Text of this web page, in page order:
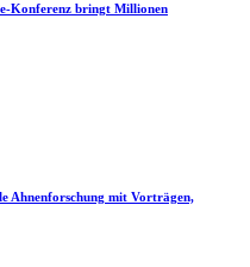
Konferenz bringt Millionen
Ahnenforschung mit Vorträgen,